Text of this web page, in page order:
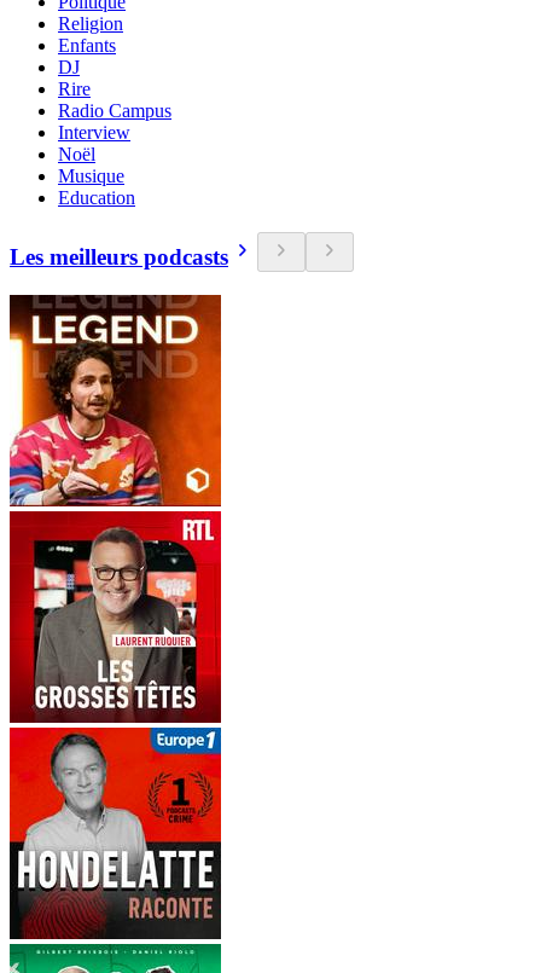
Religion
Enfants
DJ
Rire
Radio Campus
Interview
Noël
Musique
Education
Les meilleurs podcasts